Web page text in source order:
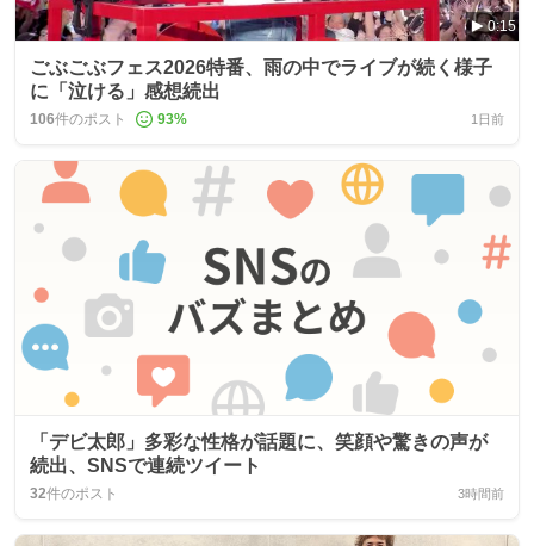
0:15
ごぶごぶフェス2026特番、雨の中でライブが続く様子
に「泣ける」感想続出
106件のポスト 93% 1日前
「デビ太郎」多彩な性格が話題に、笑顔や驚きの声が
続出、SNSで連続ツイート
32件のポスト 3時間前